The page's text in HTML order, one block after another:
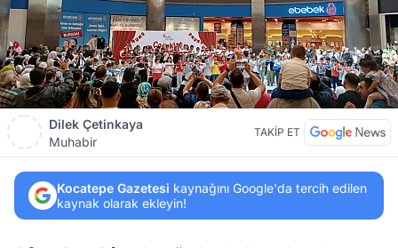
Dilek Çetinkaya
Muhabir
TAKİP ET
Kocatepe Gazetesi kaynağını Google'da tercih edilen
kaynak olarak ekleyin!